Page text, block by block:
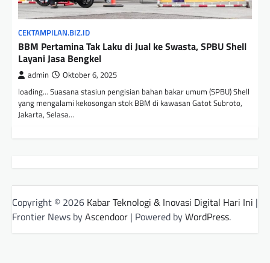
CEKTAMPILAN.BIZ.ID
BBM Pertamina Tak Laku di Jual ke Swasta, SPBU Shell
Layani Jasa Bengkel
admin Oktober 6, 2025
loading… Suasana stasiun pengisian bahan bakar umum (SPBU) Shell
yang mengalami kekosongan stok BBM di kawasan Gatot Subroto,
Jakarta, Selasa…
Copyright © 2026 Kabar Teknologi & Inovasi Digital Hari Ini |
Frontier News byAscendoor | Powered byWordPress.